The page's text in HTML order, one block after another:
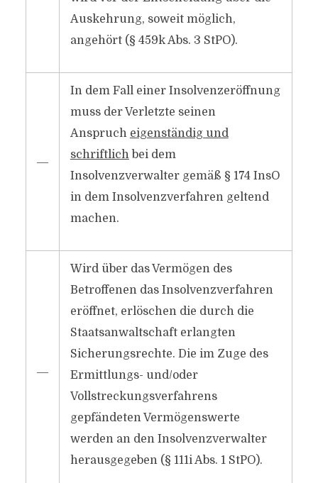
Auskehrung, soweit möglich,
angehört (§ 459k Abs. 3 StPO).
―
In dem Fall einer Insolvenzeröffnung
muss der Verletzte seinen
Anspruch eigenständig und
schriftlichbei dem
Insolvenzverwalter gemäß § 174 InsO
in dem Insolvenzverfahren geltend
machen.
―
Wird über das Vermögen des
Betroffenen das Insolvenzverfahren
eröffnet, erlöschen die durch die
Staatsanwaltschaft erlangten
Sicherungsrechte. Die im Zuge des
Ermittlungs- und/oder
Vollstreckungsverfahrens
gepfändeten Vermögenswerte
werden an den Insolvenzverwalter
herausgegeben (§ 111i Abs. 1 StPO).